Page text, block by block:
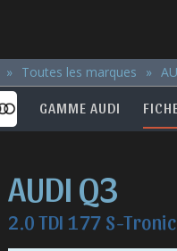
Toutes les marques
GAMME AUDI
AUDI Q3
2.0 TDI 177 S-